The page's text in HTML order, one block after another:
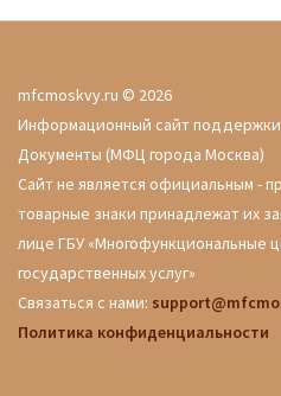
mfcmoskvy.ru © 2026
Информационный сайт
Документы (МФЦ города Москва)
Сайт не является официальным -
товарные знаки принадлежат их
лице ГБУ «Многофункциональные
государственных услуг»
Связаться с нами:
Политика конфиденциальности